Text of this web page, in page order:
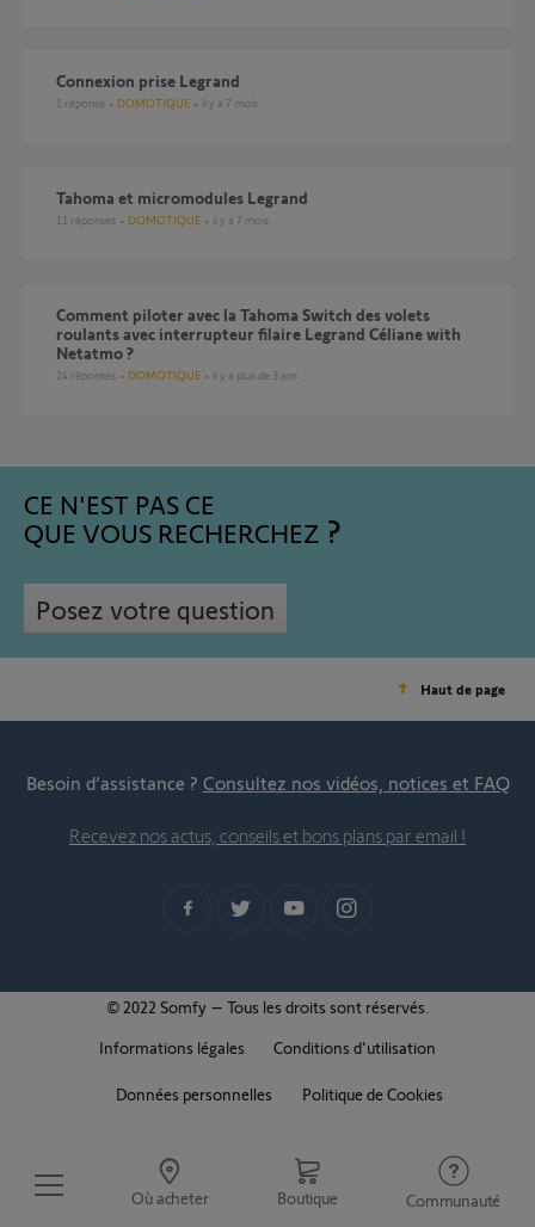
Où acheter Boutique Communauté
Connexion prise Legrand
1 réponse DOMOTIQUE il y a 7 mois
Tahoma et micromodules Legrand
11 réponses DOMOTIQUE il y a 7 mois
Comment piloter avec la Tahoma Switch des volets
roulants avec interrupteur filaire Legrand Céliane with
Netatmo ?
24 réponses DOMOTIQUE il y a plus de 3 ans
CE N'EST PAS CE
QUE VOUS RECHERCHEZ
Posez votre question
Haut de page
Besoin d’assistance ? Consultez nos vidéos, notices et FAQ
Recevez nos actus, conseils et bons plans par email !
© 2022 Somfy – Tous les droits sont réservés.
Informations légales
Conditions d'utilisation
Données personnelles Politique de Cookies